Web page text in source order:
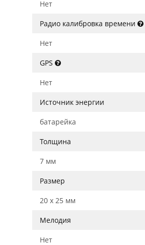
Нет
Радио калибровка времени
Нет
GPS
Нет
Источник энергии
батарейка
Толщина
7 мм
Размер
20 x 25 мм
Мелодия
Нет